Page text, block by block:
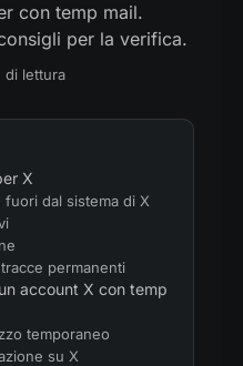
con temp mail.
per la verifica.
di lettura
X
dal sistema di X
permanenti
account X con temp
temporaneo
su X